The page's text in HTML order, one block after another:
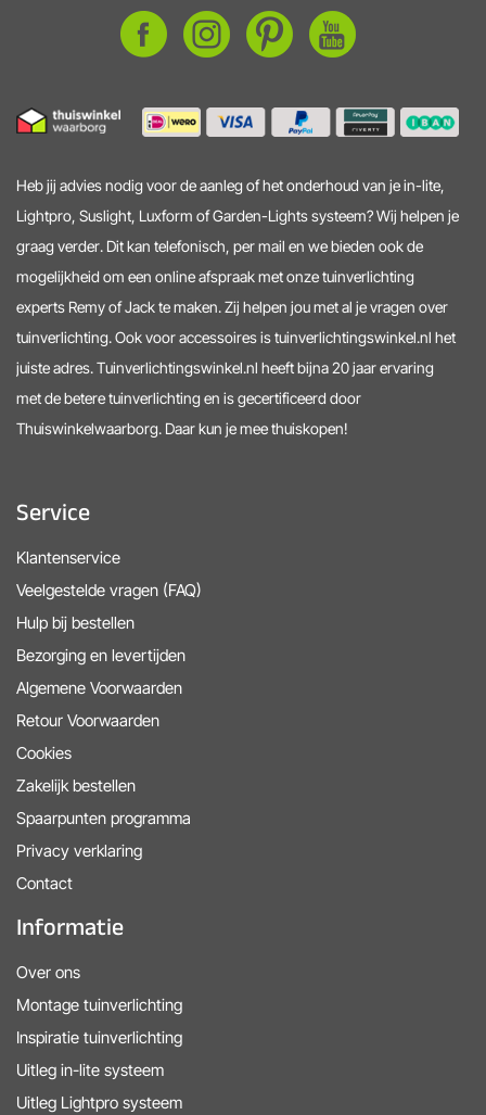
Heb jij advies nodig voor de aanleg of het onderhoud van je in-lite,
Lightpro, Suslight, Luxform of Garden-Lights systeem? Wij helpen je
graag verder. Dit kan telefonisch, per mail en we bieden ook de
mogelijkheid om een online afspraak met onze tuinverlichting
experts Remy of Jack te maken. Zij helpen jou met al je vragen over
tuinverlichting. Ook voor accessoires is tuinverlichtingswinkel.nl het
juiste adres. Tuinverlichtingswinkel.nl heeft bijna 20 jaar ervaring
met de betere tuinverlichting en is gecertificeerd door
Thuiswinkelwaarborg. Daar kun je mee thuiskopen!
Service
Klantenservice
Veelgestelde vragen (FAQ)
Hulp bij bestellen
Bezorging en levertijden
Algemene Voorwaarden
Retour Voorwaarden
Cookies
Zakelijk bestellen
Spaarpunten programma
Privacy verklaring
Contact
Informatie
Over ons
Montage tuinverlichting
Inspiratie tuinverlichting
Uitleg in-lite systeem
Uitleg Lightpro systeem